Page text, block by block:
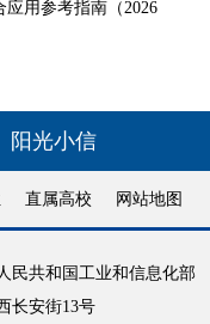
用参考指南（2026
阳光小信
直属高校 网站地图
民共和国工业和信息化部
长安街13号